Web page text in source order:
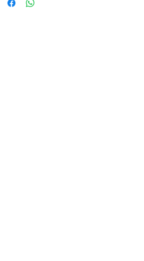
volgende dag al in huis!